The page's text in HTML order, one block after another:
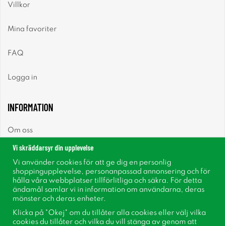
Villkor
Mina favoriter
FAQ
Logga in
INFORMATION
Om oss
Nyhetsbrev
Om cookies
Vi skräddarsyr din upplevelse
Vi använder cookies för att ge dig en personlig
shoppingupplevelse, personanpassad annonsering och för
hålla våra webbplatser tillförlitliga och säkra. För detta
ändamål samlar vi in information om användarna, deras
mönster och deras enheter.
Klicka på "Okej" om du tillåter alla cookies eller välj vilka
cookies du tillåter och vilka du vill stänga av genom att